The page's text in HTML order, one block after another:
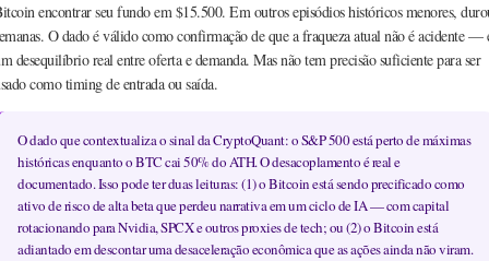
encontrar seu fundo em $15.500. Em outros episódios históricos menores,
O dado é válido como confirmação de que a fraqueza atual não é acidente —
desequilíbrio real entre oferta e demanda. Mas não tem precisão suficiente para ser
como timing de entrada ou saída.
O dado que contextualiza o sinal da CryptoQuant: o S&P 500 está perto de máximas
históricas enquanto o BTC cai 50% do ATH. O desacoplamento é real e
documentado. Isso pode ter duas leituras: (1) o Bitcoin está sendo precificado como
ativo de risco de alta beta que perdeu narrativa em um ciclo de IA — com capital
rotacionando para Nvidia, SPCX e outros proxies de tech; ou (2) o Bitcoin está
adiantado em descontar uma desaceleração econômica que as ações ainda não viram.